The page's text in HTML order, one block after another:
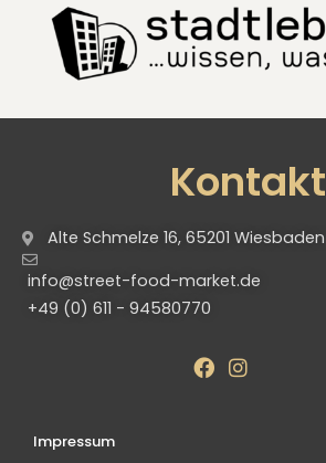
Kontakt
Alte Schmelze 16, 65201 Wiesbaden
info@street-food-market.de
+49 (0) 611 - 94580770
Impressum